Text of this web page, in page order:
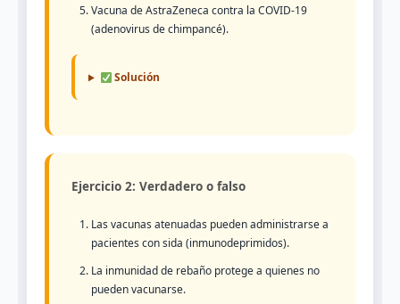
Vacuna de AstraZeneca contra la COVID-19
(adenovirus de chimpancé).
Solución
Ejercicio 2: Verdadero o falso
Las vacunas atenuadas pueden administrarse a
pacientes con sida (inmunodeprimidos).
La inmunidad de rebaño protege a quienes no
pueden vacunarse.